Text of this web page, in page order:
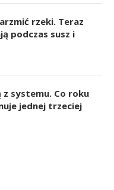
rzeki. Teraz
podczas susz i
z systemu. Co roku
jednej trzeciej